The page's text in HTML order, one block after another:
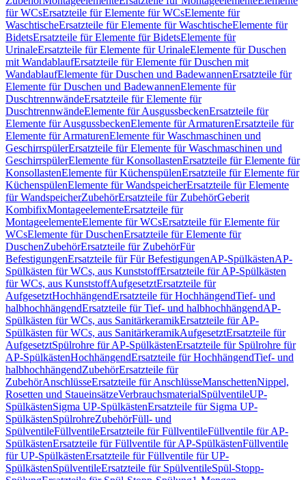
für WCsErsatzteile für Elemente für WCsElemente für
WaschtischeErsatzteile für Elemente für WaschtischeElemente für
BidetsErsatzteile für Elemente für BidetsElemente für
UrinaleErsatzteile für Elemente für UrinaleElemente für Duschen
mit WandablaufErsatzteile für Elemente für Duschen mit
WandablaufElemente für Duschen und BadewannenErsatzteile für
Elemente für Duschen und BadewannenElemente für
DuschtrennwändeErsatzteile für Elemente für
DuschtrennwändeElemente für AusgussbeckenErsatzteile für
Elemente für AusgussbeckenElemente für ArmaturenErsatzteile für
Elemente für ArmaturenElemente für Waschmaschinen und
GeschirrspülerErsatzteile für Elemente für Waschmaschinen und
GeschirrspülerElemente für KonsollastenErsatzteile für Elemente für
KonsollastenElemente für KüchenspülenErsatzteile für Elemente für
KüchenspülenElemente für WandspeicherErsatzteile für Elemente
für WandspeicherZubehörErsatzteile für ZubehörGeberit
KombifixMontageelementeErsatzteile für
MontageelementeElemente für WCsErsatzteile für Elemente für
WCsElemente für DuschenErsatzteile für Elemente für
DuschenZubehörErsatzteile für ZubehörFür
BefestigungenErsatzteile für Für BefestigungenAP-SpülkästenAP-
Spülkästen für WCs, aus KunststoffErsatzteile für AP-Spülkästen
für WCs, aus KunststoffAufgesetztErsatzteile für
AufgesetztHochhängendErsatzteile für HochhängendTief- und
halbhochhängendErsatzteile für Tief- und halbhochhängendAP-
Spülkästen für WCs, aus SanitärkeramikErsatzteile für AP-
Spülkästen für WCs, aus SanitärkeramikAufgesetztErsatzteile für
AufgesetztSpülrohre für AP-SpülkästenErsatzteile für Spülrohre für
AP-SpülkästenHochhängendErsatzteile für HochhängendTief- und
halbhochhängendZubehörErsatzteile für
ZubehörAnschlüsseErsatzteile für AnschlüsseManschettenNippel,
Rosetten und StaueinsätzeVerbrauchsmaterialSpülventileUP-
SpülkästenSigma UP-SpülkästenErsatzteile für Sigma UP-
SpülkästenSpülrohreZubehörFüll- und
SpülventileFüllventileErsatzteile für FüllventileFüllventile für AP-
SpülkästenErsatzteile für Füllventile für AP-SpülkästenFüllventile
für UP-SpülkästenErsatzteile für Füllventile für UP-
SpülkästenSpülventileErsatzteile für SpülventileSpül-Stopp-